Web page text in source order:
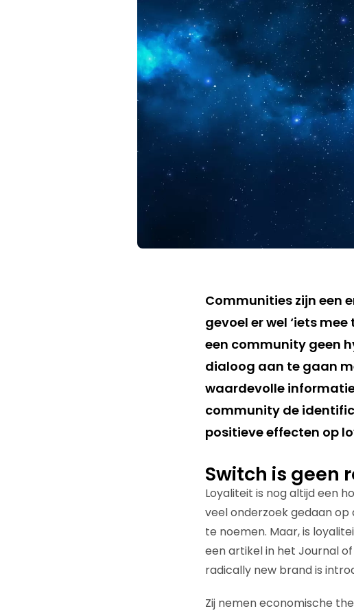
Communities zijn een
gevoel er wel ‘iets
een community geen
dialoog aan te gaan
waardevolle
community de
positieve effecten op
Switch is geen
Loyaliteit is nog altijd een
veel onderzoek gedaan op
te noemen. Maar, is
een artikel in het Journal
radically new brand is
Zij nemen economische